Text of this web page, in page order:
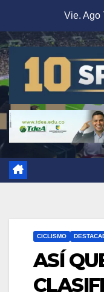
Vie. Ago
CICLISMO
ASÍ